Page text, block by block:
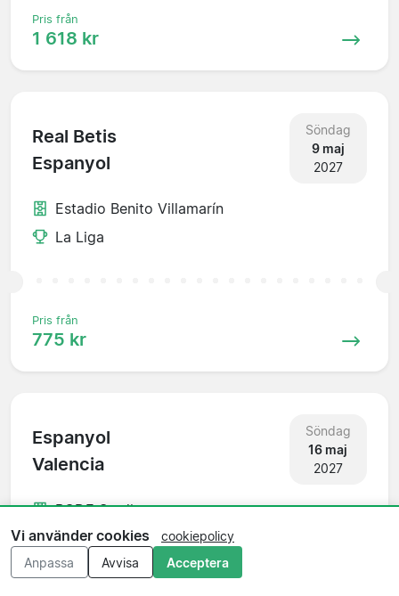
Pris från
1 618 kr
Real Betis
Espanyol
Söndag
9 maj
2027
Estadio Benito Villamarín
La Liga
Pris från
775 kr
Espanyol
Valencia
Söndag
16 maj
2027
RCDE Stadium
La Liga
Vi använder cookies
cookiepolicy
Anpassa
Avvisa Acceptera